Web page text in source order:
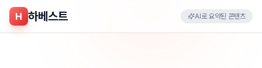
H 하베스트 AI로 요약된 콘텐츠